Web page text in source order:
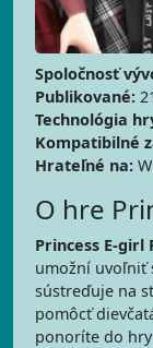
Spoločnosť
Publikované:
Technológia
Kompatibilné
Hrateľné na:
O hre
Princess E-girl
umožní uvoľniť
sústreďuje na
pomôcť
ponoríte do